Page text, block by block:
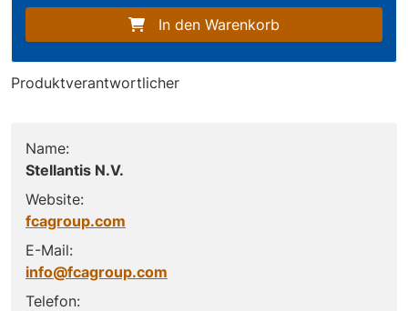
In den Warenkorb
Produktverantwortlicher
Name:
Stellantis N.V.
Website:
fcagroup.com
E-Mail:
info@fcagroup.com
Telefon: